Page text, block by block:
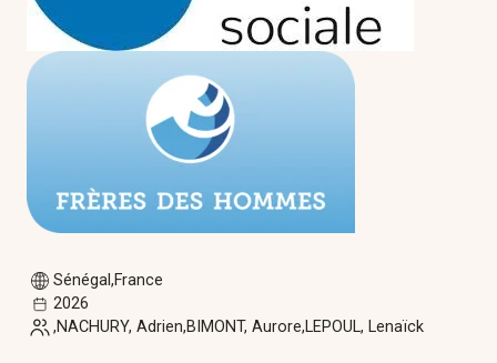
Sénégal France
2026
NACHURY, Adrien BIMONT, Aurore LEPOUL, Lenaïck